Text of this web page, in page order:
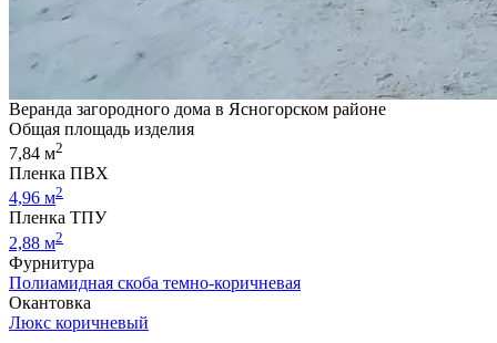
Веранда загородного дома в Ясногорском районе
Общая площадь изделия
7,84 м2
Пленка ПВХ
4,96 м2
Пленка ТПУ
2,88 м2
Фурнитура
Полиамидная скоба темно-коричневая
Окантовка
Люкс коричневый